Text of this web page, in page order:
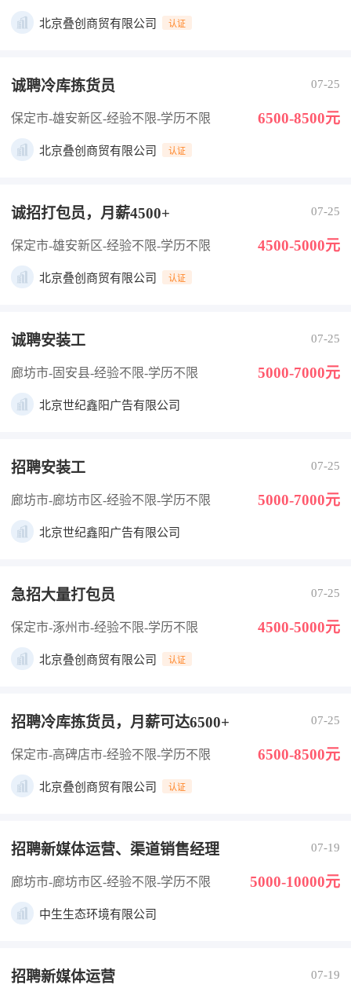
北京叠创商贸有限公司 认证
诚聘冷库拣货员 07-25
保定市-雄安新区-经验不限-学历不限 6500-8500元
北京叠创商贸有限公司 认证
诚招打包员，月薪4500+ 07-25
保定市-雄安新区-经验不限-学历不限 4500-5000元
北京叠创商贸有限公司 认证
诚聘安装工 07-25
廊坊市-固安县-经验不限-学历不限 5000-7000元
北京世纪鑫阳广告有限公司
招聘安装工 07-25
廊坊市-廊坊市区-经验不限-学历不限 5000-7000元
北京世纪鑫阳广告有限公司
急招大量打包员 07-25
保定市-涿州市-经验不限-学历不限 4500-5000元
北京叠创商贸有限公司 认证
招聘冷库拣货员，月薪可达6500+ 07-25
保定市-高碑店市-经验不限-学历不限 6500-8500元
北京叠创商贸有限公司 认证
招聘新媒体运营、渠道销售经理 07-19
廊坊市-廊坊市区-经验不限-学历不限 5000-10000元
中生生态环境有限公司
招聘新媒体运营 07-19